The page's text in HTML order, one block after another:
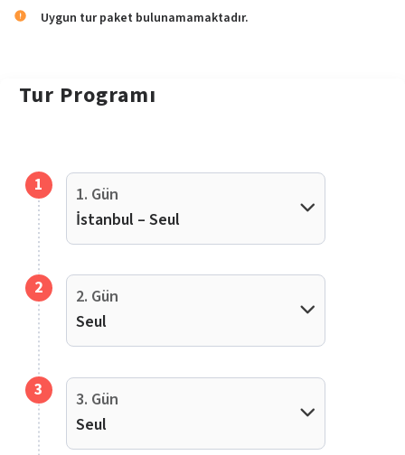
Uygun tur paket bulunamamaktadır.
Tur Programı
1
1. Gün
İstanbul – Seul
2
2. Gün
Seul
3
3. Gün
Seul